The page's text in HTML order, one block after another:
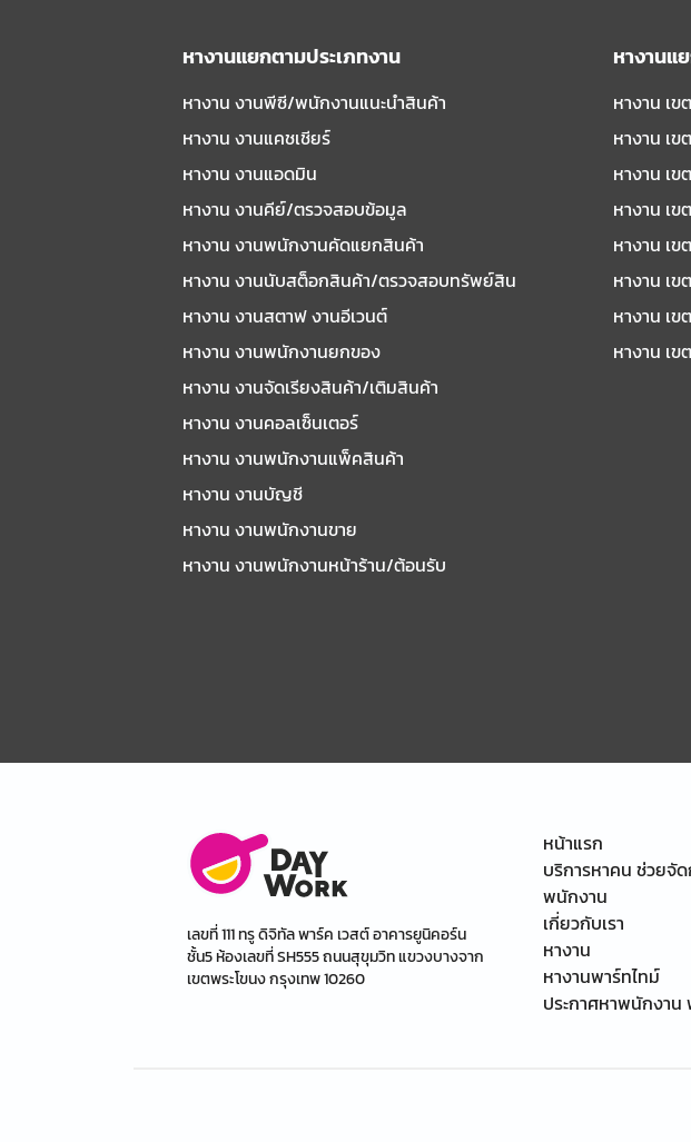
หางานแยกตามประเภทงาน
หางาน งานพีซี/พนักงานแนะนําสินค้า
หางาน งานแคชเชียร์
หางาน งานแอดมิน
หางาน งานคีย์/ตรวจสอบข้อมูล
หางาน งานพนักงานคัดแยกสินค้า
หางาน งานนับสต็อกสินค้า/ตรวจสอบทรัพย์สิน
หางาน งานสตาฟ งานอีเวนต์
หางาน งานพนักงานยกของ
หางาน งานจัดเรียงสินค้า/เติมสินค้า
หางาน งานคอลเซ็นเตอร์
หางาน งานพนักงานแพ็คสินค้า
หางาน งานบัญชี
หางาน งานพนักงานขาย
หางาน งานพนักงานหน้าร้าน/ต้อนรับ
หางานแ
หางาน เ
หางาน เ
หางาน เข
หางาน เ
หางาน เ
หางาน เข
หางาน เข
หางาน เข
เลขที่ 111 ทรู ดิจิทัล พาร์ค เวสต์ อาคารยูนิคอร์น
ชั้น5 ห้องเลขที่ SH555 ถนนสุขุมวิท แขวงบางจาก
เขตพระโขนง กรุงเทพ 10260
หน้าแรก
บริการหาคน ช่วยจั
พนักงาน
เกี่ยวกับเรา
หางาน
หางานพาร์ทไทม์
ประกาศหาพนักงาน